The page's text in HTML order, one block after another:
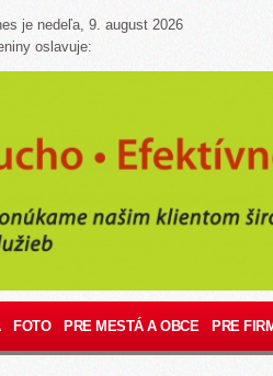
je nedeľa, 9. august 2026
oslavuje:
FOTO PRE MESTÁ A OBCE PRE